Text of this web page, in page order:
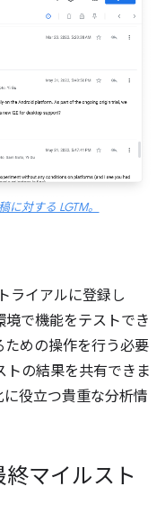
対する LGTM。
ライアルに登録し
で機能をテストでき
ための操作を行う必要
トの結果を共有できま
役立つ貴重な分析情
終マイルスト